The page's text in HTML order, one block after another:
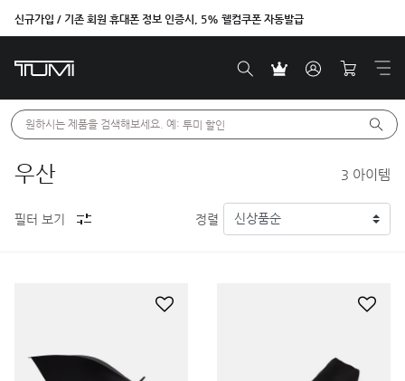
신규가입 / 기존 회원 휴대폰 정보 인증시, 5% 웰컴쿠폰 자동발급
원하시는 제품을 검색해보세요. 예: 투미 할인
우산 3 아이템
필터 보기 정렬